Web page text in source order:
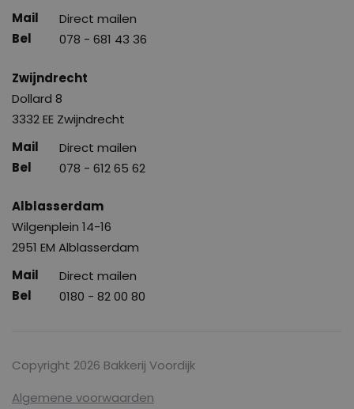
Direct mailen
078 - 681 43 36
Zwijndrecht
Dollard 8
3332 EE Zwijndrecht
Direct mailen
078 - 612 65 62
Alblasserdam
Wilgenplein 14-16
2951 EM Alblasserdam
Direct mailen
0180 - 82 00 80
Copyright 2026 Bakkerij Voordijk
Algemene voorwaarden